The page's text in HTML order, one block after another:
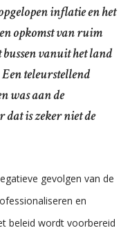
inflatie en het
opkomst van ruim
vanuit het land
teleurstellend
was aan de
is zeker niet de
gevolgen van de
en
beleid wordt voorbereid